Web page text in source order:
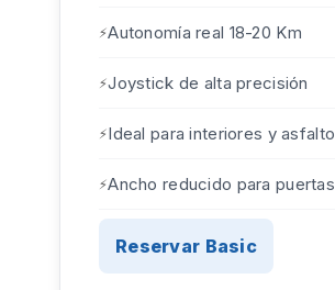
Autonomía real 18-20 Km
Joystick de alta precisión
Ideal para interiores y asfalto
Ancho reducido para puertas
Reservar Basic